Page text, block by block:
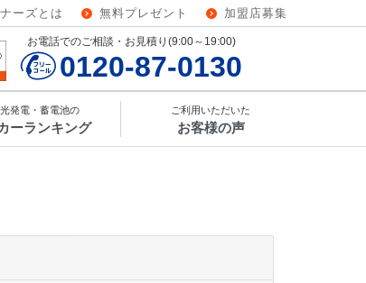
ーズとは 無料プレゼント 加盟店募集
お電話でのご相談・お見積り(9:00～19:00)
0120-87-0130
発電・蓄電池の
ーランキング
ご利用いただいた
お客様の声